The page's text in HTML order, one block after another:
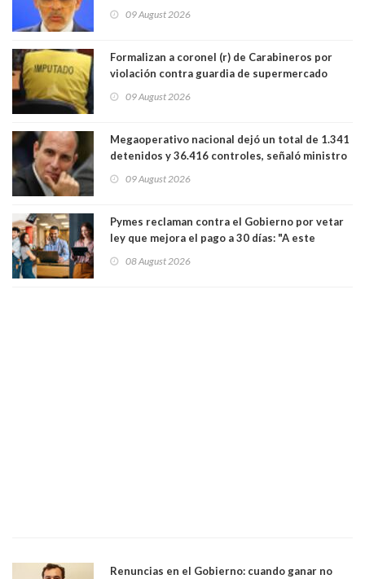
Lo Espejo
09 August 2026
Formalizan a coronel (r) de Carabineros por
violación contra guardia de supermercado
09 August 2026
Megaoperativo nacional dejó un total de 1.341
detenidos y 36.416 controles, señaló ministro
09 August 2026
Pymes reclaman contra el Gobierno por vetar
ley que mejora el pago a 30 días: "A este
medianas empresas"
08 August 2026
Renuncias en el Gobierno: cuando ganar no